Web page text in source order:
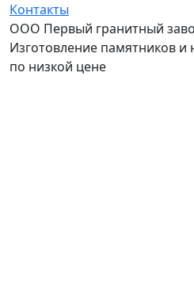
Контакты
ООО Первый гранитный
Изготовление памятников и
по низкой цене